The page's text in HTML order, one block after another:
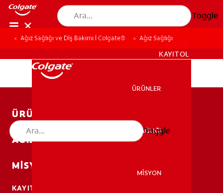
Toggle
KAYIT OL
ÜRÜNLER
AĞIZ SAĞLIĞI
MİSYON
Toggle
Ağız Sağlığı ve Diş Bakımı | Colgate® Ağız Sağlığı
ÜRÜNLER
AĞIZ SAĞLIĞI
MISYON
KAYIT OL